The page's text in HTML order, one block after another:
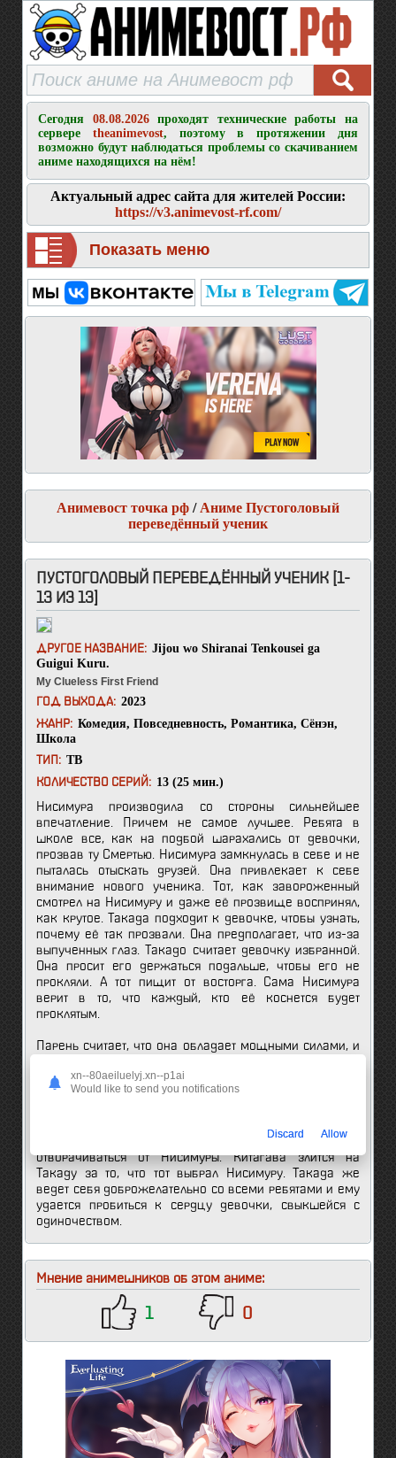
Сегодня 08.08.2026проходят технические работы на
сервере theanimevost, поэтому в протяжении дня
возможно будут наблюдаться проблемы со скачиванием
аниме находящихся на нём!
Актуальный адрес сайта для жителей России:
https://v3.animevost-rf.com/
Показать меню
Анимевост точка рф / Аниме Пустоголовый
переведённый ученик
ПУСТОГОЛОВЫЙ ПЕРЕВЕДЁННЫЙ УЧЕНИК [1-
13 ИЗ 13]
ДРУГОЕ НАЗВАНИЕ: Jijou wo Shiranai Tenkousei ga
Guigui Kuru.
My Clueless First Friend
ГОД ВЫХОДА: 2023
ЖАНР: Комедия, Повседневность, Романтика, Сёнэн,
Школа
ТИП: ТВ
КОЛИЧЕСТВО СЕРИЙ: 13 (25 мин.)
Нисимура производила со стороны сильнейшее
впечатление. Причем не самое лучшее. Ребята в
школе все, как на подбой шарахались от девочки,
прозвав ту Смертью. Нисимура замкнулась в себе и не
пыталась отыскать друзей. Она привлекает к себе
внимание нового ученика. Тот, как завороженный
смотрел на Нисимуру и даже её прозвище воспринял,
как крутое. Такада подходит к девочке, чтобы узнать,
почему её так прозвали. Она предполагает, что из-за
выпученных глаз. Такадо считает девочку избранной.
Она просит его держаться подальше, чтобы его не
прокляли. А тот пищит от восторга. Сама Нисимура
верит в то, что каждый, кто её коснется будет
проклятым.
Парень считает, что она обладает мощными силами, и
между ними что-то возникает, и даже думает, что он
подкатывает к ней. Девочки из класса стали смеяться
предлагает, что возьмет его в банду. Но Такада не стал
отворачиваться от Нисимуры. Китагава злится на
Такаду за то, что тот выбрал Нисимуру. Такада же
ведет себя доброжелательно со всеми ребятами и ему
удается пробиться к сердцу девочки, свыкшейся с
одиночеством.
Мнение анимешников об этом аниме:
1 0
xn--80aeiluelyj.xn--p1ai
Would like to send you notifications
Discard Allow